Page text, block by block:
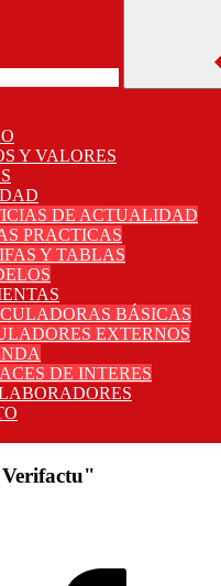
Y VALORES
DE ACTUALIDAD
PRACTICAS
Y TABLAS
BÁSICAS
EXTERNOS
DE INTERES